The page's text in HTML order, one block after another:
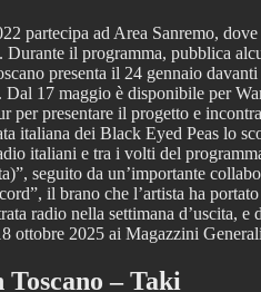
partecipa ad Area Sanremo,
il programma, pubblica
presenta il 24 gennaio
17 maggio è disponibile per
presentare il progetto e
italiana dei Black Eyed Peas lo
italiani e tra i volti del
seguito da un’importante
il brano che l’artista ha
radio nella settimana d’uscita, e
2025 ai Magazzini
Toscano – Taki